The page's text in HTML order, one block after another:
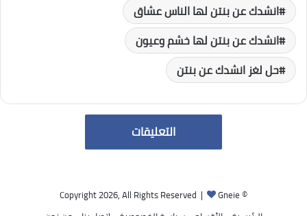
انشدك عن بنتن لها الناس عشاق
انشدك عن بنتن لها خشم وعيون
حل لغز انشدك عن بنتن
التعليقات
© Copyright 2026, All Rights Reserved |
Gneie